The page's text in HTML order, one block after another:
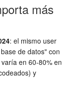
más
: el mismo user
de datos" con
en 60-80% en
y